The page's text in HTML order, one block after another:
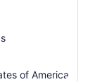
of America